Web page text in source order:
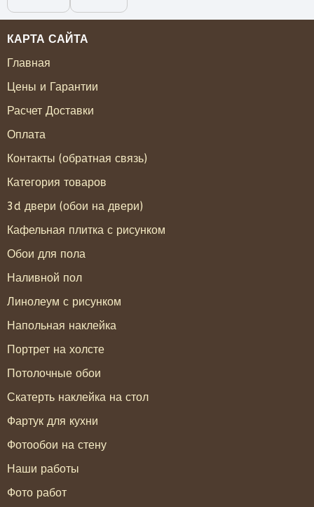
КАРТА САЙТА
Главная
Цены и Гарантии
Расчет Доставки
Оплата
Контакты (обратная связь)
Категория товаров
3d двери (обои на двери)
Кафельная плитка с рисунком
Обои для пола
Наливной пол
Линолеум с рисунком
Напольная наклейка
Портрет на холсте
Потолочные обои
Скатерть наклейка на стол
Фартук для кухни
Фотообои на стену
Наши работы
Фото работ